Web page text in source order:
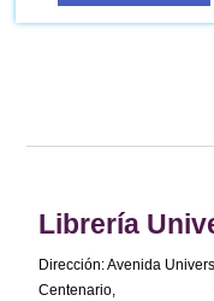
Librería
Dirección: Avenida
Centenario,